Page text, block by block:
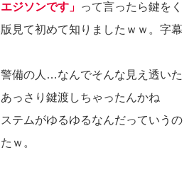
ジソンです」 って言ったら鍵をく
見て初めて知りましたｗｗ。字幕
備の人…なんでそんな見え透いた
っさり鍵渡しちゃったんかね
テムがゆるゆるなんだっていうの
ｗ。